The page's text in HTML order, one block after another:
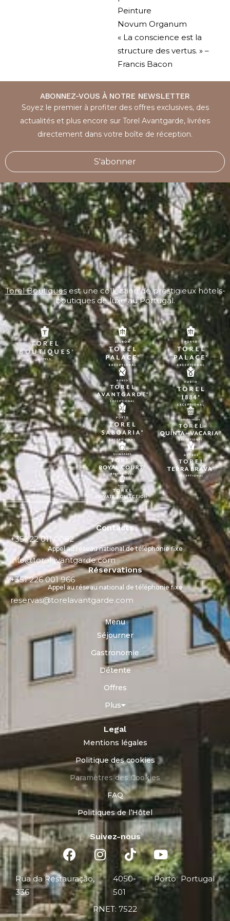
Peinture
Novum Organum
« La conscience est la
structure des vertus. » –
Francis Bacon
ABONNEZ-VOUS À NOTRE NEWSLETTER
Soyez le premier à profiter des offres exclusives, des
actualités et plus encore sur Torel Avantgarde, livrées
directement dans votre boîte de réception.
S'abonner
Torel Boutiquesest une collection de prestigieux hôtels-
boutiques de luxe au Portugal.
Contacts
+351 22 011 0082
Appel au réseau national de téléphonie fixe
info@torelavantgarde.com
Réservations
+351 226 001 966
Appel au réseau national de téléphonie fixe
reservas@torelavantgarde.com
Menu
Séjourner
Gastronomie
Détente
Offres
Plus
Legal
Mentions légales
Politique des cookies
Paramètres des Cookies
FAQ
Politiques de l’Hôtel
Suivez-nous
Rua da Restauração,
336
4050-
501
Porto Portugal
RNET: 7522